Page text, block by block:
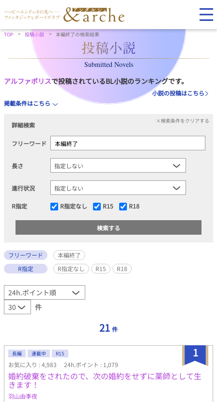
TOP 投稿小説 本編終了の検索結果
Submitted Novels
アルファポリスで投稿されているBL小説のランキングです。
小説の投稿はこちら
掲載条件はこちら
詳細検索
×検索条件をクリアする
フリーワード
長さ
進行状況
R指定 R指定なし R15 R18
フリーワード
本編終了
R指定
R指定なし R15 R18
件
21 件
1
長編 連載中 R15
お気に入り : 4,983 24h.ポイント : 1,079
婚約破棄をされたので、次の婚約をせずに薬師として生
きます！
羽山由季夜